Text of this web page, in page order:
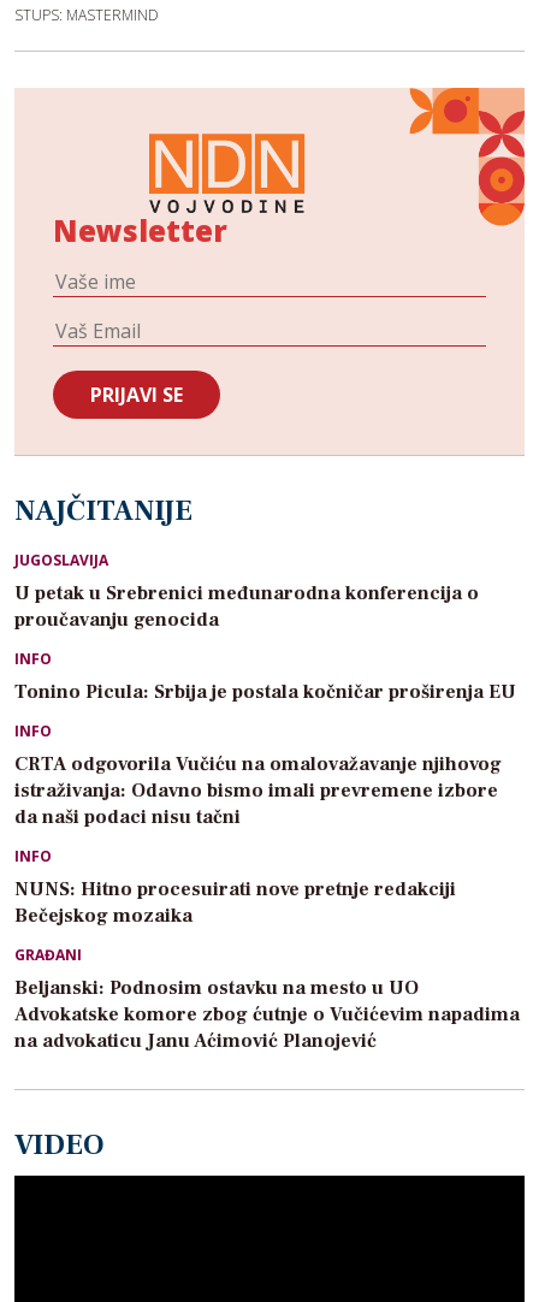
STUPS: MASTERMIND
Newsletter
NAJČITANIJE
JUGOSLAVIJA
U petak u Srebrenici međunarodna konferencija o
proučavanju genocida
INFO
Tonino Picula: Srbija je postala kočničar proširenja EU
INFO
CRTA odgovorila Vučiću na omalovažavanje njihovog
istraživanja: Odavno bismo imali prevremene izbore
da naši podaci nisu tačni
INFO
NUNS: Hitno procesuirati nove pretnje redakciji
Bečejskog mozaika
GRAĐANI
Beljanski: Podnosim ostavku na mesto u UO
Advokatske komore zbog ćutnje o Vučićevim napadima
na advokaticu Janu Aćimović Planojević
VIDEO